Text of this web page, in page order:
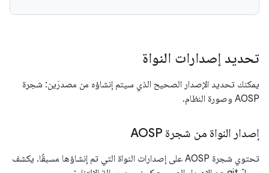
تحديد إصدارات النواة
يمكنك تحديد الإصدار الصحيح الذي سيتم إنشاؤه من مصدرَين: شجرة
AOSP وصورة النظام.
إصدار النواة من شجرة AOSP
تحتوي شجرة AOSP على إصدارات النواة التي تم إنشاؤها مسبقًا. يكشف